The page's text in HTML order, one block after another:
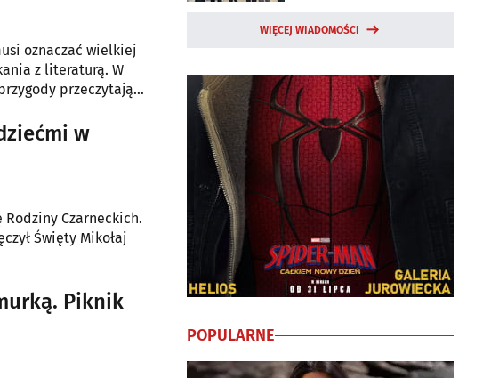
oznaczać wielkiej
z literaturą. W
przeczytają
w
Czarneckich.
Święty Mikołaj
Piknik
WIĘCEJ WIADOMOŚCI
POPULARNE